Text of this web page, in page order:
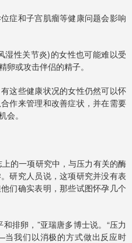
症和子宫肌瘤等健康问题会影响
湿性关节炎)的女性也可能难以受
卵或攻击伴侣的精子。
这些健康状况的女性仍然可以怀
作来管理和改善症状，并在需要
会。
的一项研究中，与压力有关的酶
研究人员说，这项研究并没有表
们确实表明，那些试图怀孕几个
排卵，”亚瑞唐多博士说。“压力
我们以消极的方式做出反应时